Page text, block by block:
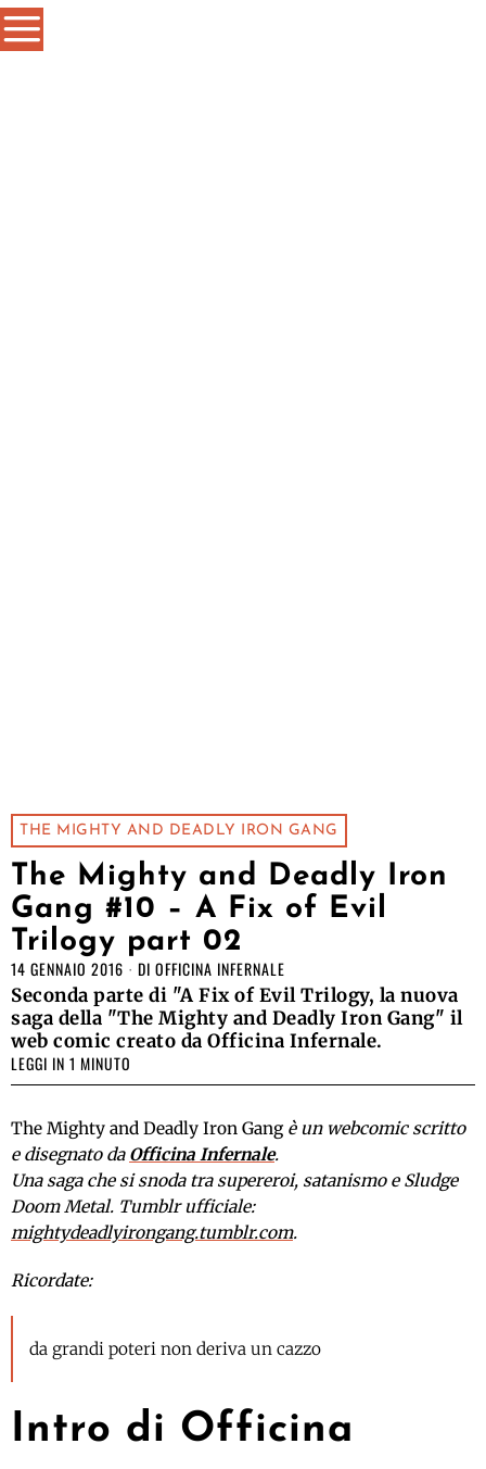
THE MIGHTY AND DEADLY IRON GANG
The Mighty and Deadly Iron
Gang #10 – A Fix of Evil
Trilogy part 02
14 GENNAIO 2016 DI OFFICINA INFERNALE
Seconda parte di "A Fix of Evil Trilogy, la nuova
saga della "The Mighty and Deadly Iron Gang" il
web comic creato da Officina Infernale.
LEGGI IN 1 MINUTO
The Mighty and Deadly Iron Gang è un webcomic scritto
e disegnato da Officina Infernale.
Una saga che si snoda tra supereroi, satanismo e Sludge
Doom Metal. Tumblr ufficiale:
mightydeadlyirongang.tumblr.com.
Ricordate:
da grandi poteri non deriva un cazzo
Intro di Officina